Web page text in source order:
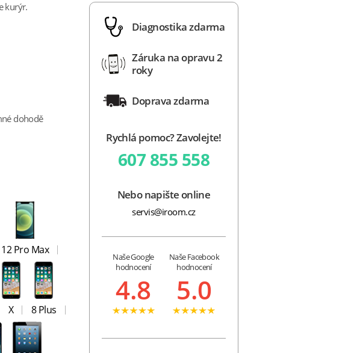
kurýr.
dohodě
12 Pro Max
X 8 Plus
Diagnostika zdarma
Záruka na opravu 2
roky
Doprava zdarma
Rychlá pomoc? Zavolejte!
607 855 558
Nebo napište online
servis@iroom.cz
Naše Google
hodnocení
4.8
Naše Facebook
hodnocení
5.0